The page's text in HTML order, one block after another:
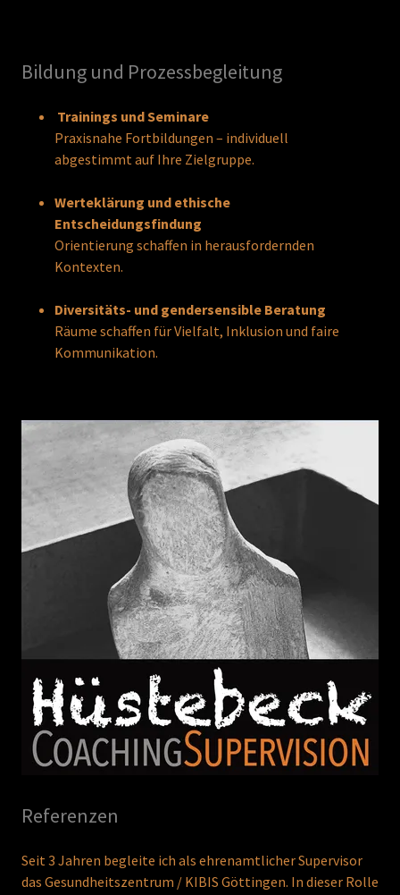
Bildung und Prozessbegleitung
Trainings und Seminare
Praxisnahe Fortbildungen – individuell
abgestimmt auf Ihre Zielgruppe.
Werteklärung und ethische
Entscheidungsfindung
Orientierung schaffen in herausfordernden
Kontexten.
Diversitäts- und gendersensible Beratung
Räume schaffen für Vielfalt, Inklusion und faire
Kommunikation.
Referenzen
Seit 3 Jahren begleite ich als ehrenamtlicher Supervisor
das Gesundheitszentrum / KIBIS Göttingen. In dieser Rolle